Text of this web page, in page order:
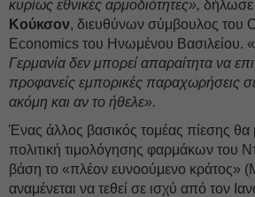
κυρίως εθνικές αρμοδιότητες», δήλωσε
Κούκσον, διευθύνων σύμβουλος του
Economics του Ηνωμένου Βασιλείου. «
Γερμανία δεν μπορεί απαραίτητα να
προφανείς εμπορικές παραχωρήσεις
ακόμη και αν το ήθελε».
Ένας άλλος βασικός τομέας πίεσης θα
πολιτική τιμολόγησης φαρμάκων του
βάση το «πλέον ευνοούμενο κράτος»
αναμένεται να τεθεί σε ισχύ από τον